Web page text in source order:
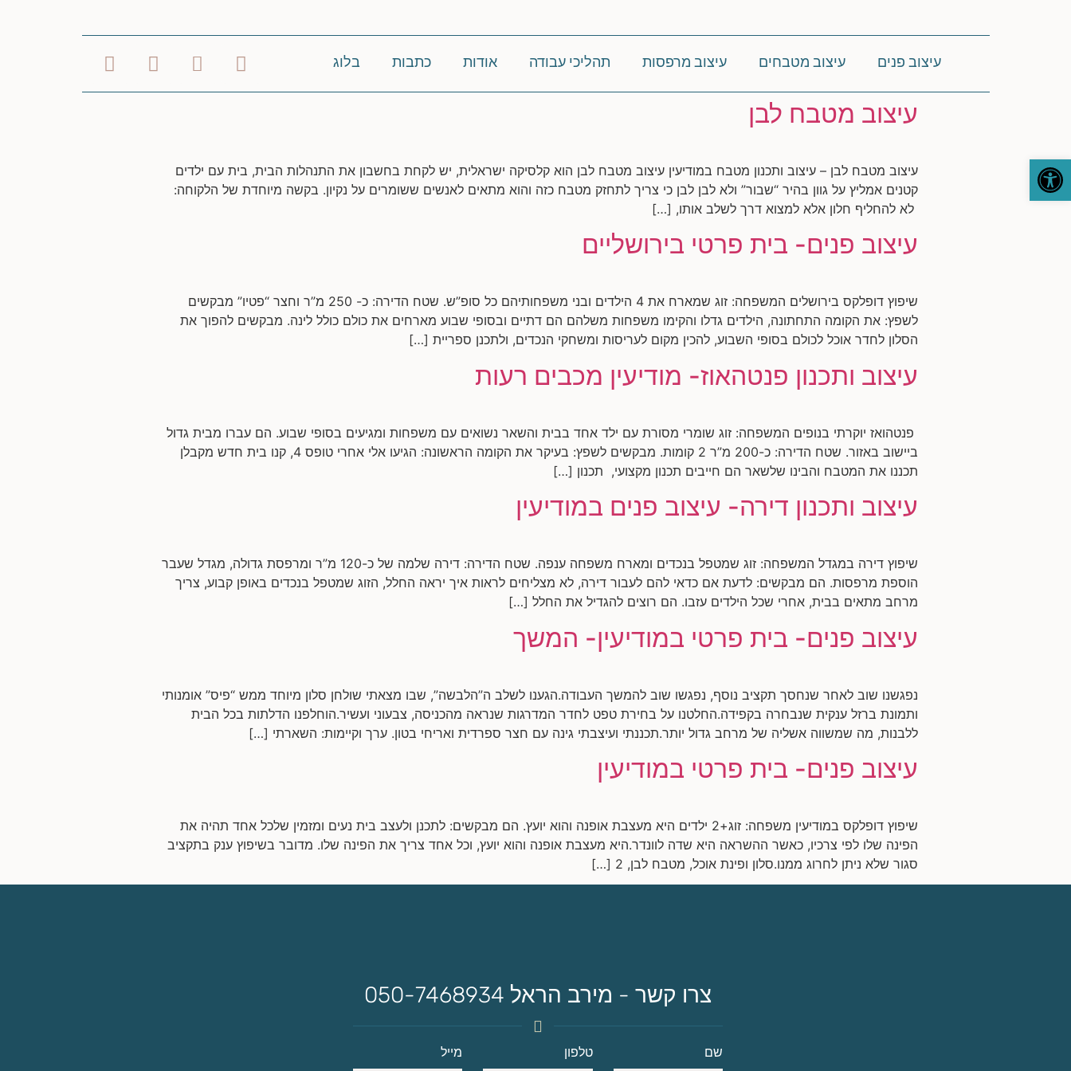
פתח סרגל נגישות
עיצוב פנים עיצוב מטבחים עיצוב מרפסות תהליכי עבודה אודות כתבות בלוג
עיצוב מטבח לבן
עיצוב מטבח לבן – עיצוב ותכנון מטבח במודיעין עיצוב מטבח לבן הוא קלסיקה ישראלית, יש לקחת בחשבון את התנהלות הבית, בית עם ילדים
קטנים אמליץ על גוון בהיר “שבור” ולא לבן לבן כי צריך לתחזק מטבח כזה והוא מתאים לאנשים ששומרים על נקיון. בקשה מיוחדת של הלקוחה:
לא להחליף חלון אלא למצוא דרך לשלב אותו, […]
עיצוב פנים- בית פרטי בירושליים
שיפוץ דופלקס בירושלים המשפחה: זוג שמארח את 4 הילדים ובני משפחותיהם כל סופ”ש. שטח הדירה: כ- 250 מ”ר וחצר “פטיו” מבקשים
לשפץ: את הקומה התחתונה, הילדים גדלו והקימו משפחות משלהם הם דתיים ובסופי שבוע מארחים את כולם כולל לינה. מבקשים להפוך את
הסלון לחדר אוכל לכולם בסופי השבוע, להכין מקום לעריסות ומשחקי הנכדים, ולתכנן ספריית […]
עיצוב ותכנון פנטהאוז- מודיעין מכבים רעות
פנטהואז יוקרתי בנופים המשפחה: זוג שומרי מסורת עם ילד אחד בבית והשאר נשואים עם משפחות ומגיעים בסופי שבוע. הם עברו מבית גדול
ביישוב באזור. שטח הדירה: כ-200 מ”ר 2 קומות. מבקשים לשפץ: בעיקר את הקומה הראשונה: הגיעו אלי אחרי טופס 4, קנו בית חדש מקבלן
תכננו את המטבח והבינו שלשאר הם חייבים תכנון מקצועי, תכנון […]
עיצוב ותכנון דירה- עיצוב פנים במודיעין
שיפוץ דירה במגדל המשפחה: זוג שמטפל בנכדים ומארח משפחה ענפה. שטח הדירה: דירה שלמה של כ-120 מ”ר ומרפסת גדולה, מגדל שעבר
הוספת מרפסות. הם מבקשים: לדעת אם כדאי להם לעבור דירה, לא מצליחים לראות איך יראה החלל, הזוג שמטפל בנכדים באופן קבוע, צריך
מרחב מתאים בבית, אחרי שכל הילדים עזבו. הם רוצים להגדיל את החלל […]
עיצוב פנים- בית פרטי במודיעין- המשך
נפגשנו שוב לאחר שנחסך תקציב נוסף, נפגשו שוב להמשך העבודה.הגענו לשלב ה”הלבשה”, שבו מצאתי שולחן סלון מיוחד ממש “פיס” אומנותי
ותמונת ברזל ענקית שנבחרה בקפידה.החלטנו על בחירת טפט לחדר המדרגות שנראה מהכניסה, צבעוני ועשיר.הוחלפנו הדלתות בכל הבית
ללבנות, מה שמשווה אשליה של מרחב גדול יותר.תכננתי ועיצבתי גינה עם חצר ספרדית ואריחי בטון. ערך וקיימות: השארתי […]
עיצוב פנים- בית פרטי במודיעין
שיפוץ דופלקס במודיעין משפחה: זוג+2 ילדים היא מעצבת אופנה והוא יועץ. הם מבקשים: לתכנן ולעצב בית נעים ומזמין שלכל אחד תהיה את
הפינה שלו לפי צרכיו, כאשר ההשראה היא שדה לוונדר.היא מעצבת אופנה והוא יועץ, וכל אחד צריך את הפינה שלו. מדובר בשיפוץ ענק בתקציב
סגור שלא ניתן לחרוג ממנו.סלון ופינת אוכל, מטבח לבן, 2 […]
צרו קשר - מירב הראל 050-7468934
שם טלפון מייל